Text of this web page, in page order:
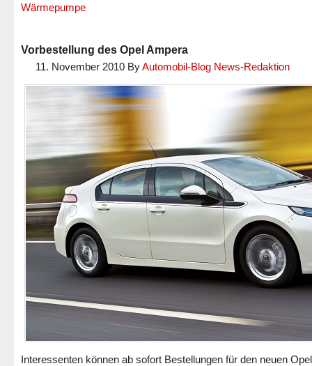
Wärmepumpe
Vorbestellung des Opel Ampera
11. November 2010 ByAutomobil-Blog News-Redaktion
Interessenten können ab sofort Bestellungen für den neuen Opel